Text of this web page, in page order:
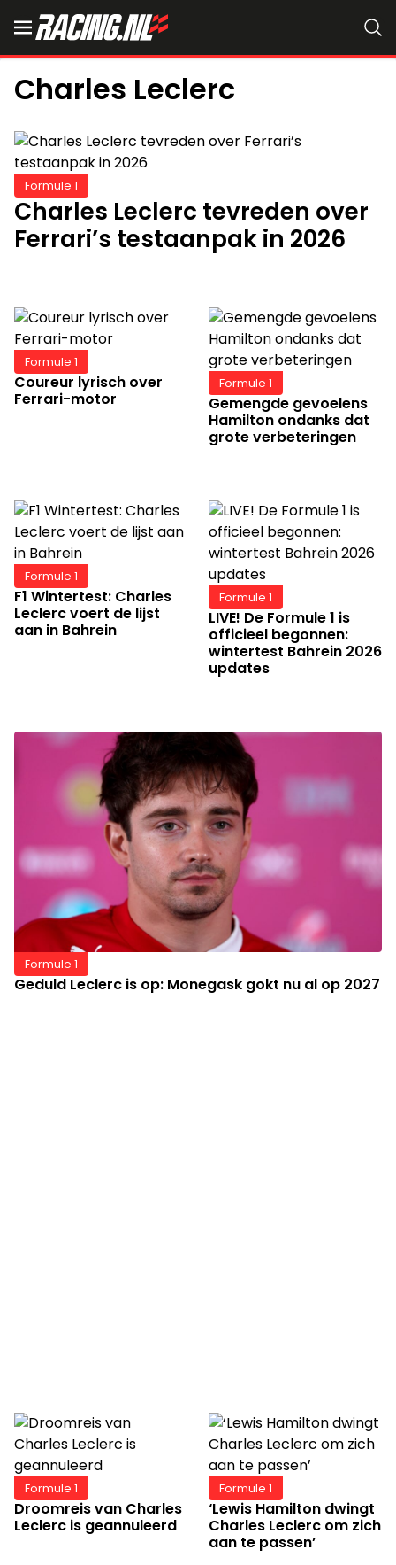
Charles Leclerc
Formule 1
Charles Leclerc tevreden over
Ferrari’s testaanpak in 2026
Formule 1
Coureur lyrisch over
Ferrari-motor
Formule 1
Gemengde gevoelens
Hamilton ondanks dat
grote verbeteringen
Formule 1
F1 Wintertest: Charles
Leclerc voert de lijst
aan in Bahrein
Formule 1
LIVE! De Formule 1 is
officieel begonnen:
wintertest Bahrein 2026
updates
Formule 1
Geduld Leclerc is op: Monegask gokt nu al op 2027
Formule 1
Droomreis van Charles
Leclerc is geannuleerd
Formule 1
‘Lewis Hamilton dwingt
Charles Leclerc om zich
aan te passen’